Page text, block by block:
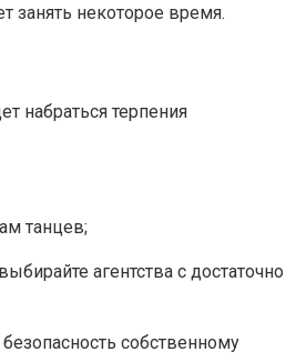
занять некоторое время.
набраться терпения
танцев;
агентства с достаточно
собственному